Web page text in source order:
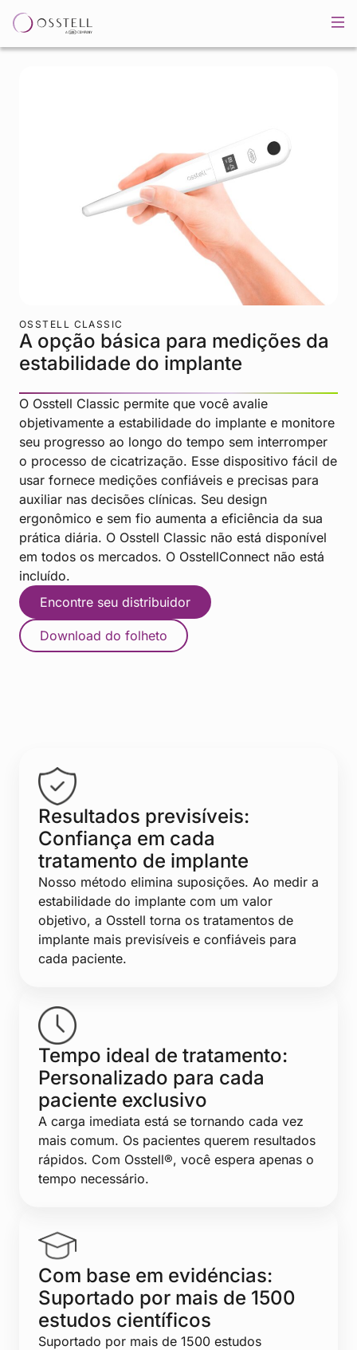
OSSTELL CLASSIC
A opção básica para medições da
estabilidade do implante
O Osstell Classic permite que você avalie
objetivamente a estabilidade do implante e monitore
seu progresso ao longo do tempo sem interromper
o processo de cicatrização. Esse dispositivo fácil de
usar fornece medições confiáveis e precisas para
auxiliar nas decisões clínicas. Seu design
ergonômico e sem fio aumenta a eficiência da sua
prática diária. O Osstell Classic não está disponível
em todos os mercados. O OsstellConnect não está
incluído.
Encontre seu distribuidor
Download do folheto
Resultados previsíveis:
Confiança em cada
tratamento de implante
Nosso método elimina suposições. Ao medir a
estabilidade do implante com um valor
objetivo, a Osstell torna os tratamentos de
implante mais previsíveis e confiáveis para
cada paciente.
Tempo ideal de tratamento:
Personalizado para cada
paciente exclusivo
A carga imediata está se tornando cada vez
mais comum. Os pacientes querem resultados
rápidos. Com Osstell®, você espera apenas o
tempo necessário.
Com base em evidéncias:
Suportado por mais de 1500
estudos científicos
Suportado por mais de 1500 estudos